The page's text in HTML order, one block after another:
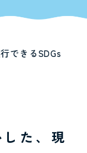
できるSDGs
た、現